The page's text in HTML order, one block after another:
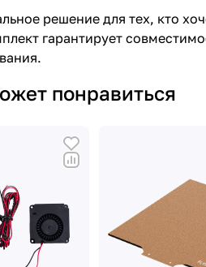
решение для тех, кто
гарантирует
понравиться